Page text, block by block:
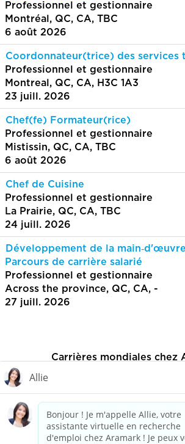
Professionnel et gestionnaire
Montréal, QC, CA, TBC
6 août 2026
Coordonnateur(trice) des services
Professionnel et gestionnaire
Montreal, QC, CA, H3C 1A3
23 juill. 2026
Chef(fe) Formateur(rice)
Professionnel et gestionnaire
Mistissin, QC, CA, TBC
6 août 2026
Chef de Cuisine
Professionnel et gestionnaire
La Prairie, QC, CA, TBC
24 juill. 2026
Développement de la
Parcours de carrière salarié
Professionnel et gestionnaire
Across the province, QC, CA, -
27 juill. 2026
Carrières mondiales chez
Politique de
Aramark.com